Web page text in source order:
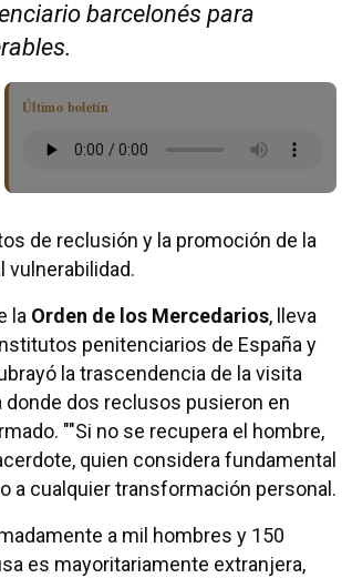
barcelonés para
Último boletín
de reclusión y la promoción de la
vulnerabilidad.
la Orden de los Mercedarios, lleva
penitenciarios de España y
la trascendencia de la visita
donde dos reclusos pusieron en
""Si no se recupera el hombre,
quien considera fundamental
a cualquier transformación personal.
a mil hombres y 150
es mayoritariamente extranjera,